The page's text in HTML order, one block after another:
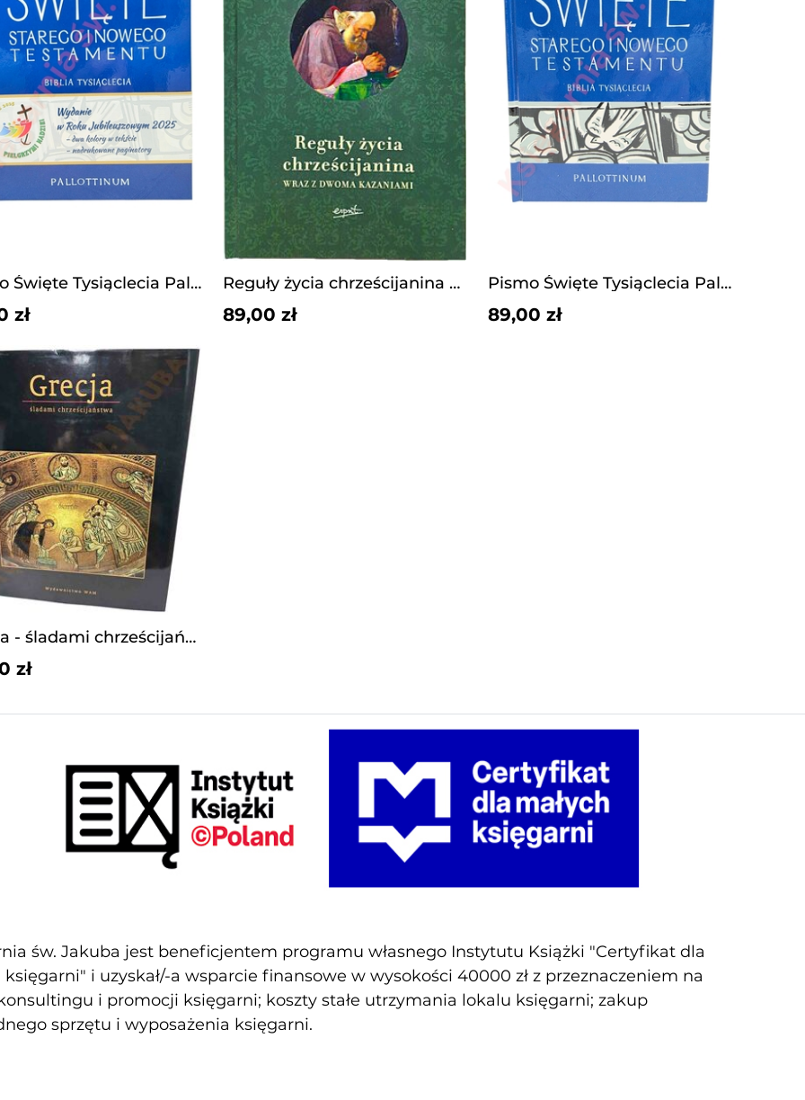
Pismo Święte Tysiąclecia Pallottinum Duże A5
zł
Reguły życia chrześcijanina wraz z dwoma kazaniami
89,00 zł
Pismo Święte Tysiąclecia Pallottinum format oazowy
89,00 zł
Grecja - śladami chrześcijaństwa.
zł
św. Jakuba jest beneficjentem programu własnego Instytutu Książki "Certyfikat dla
księgarni" i uzyskał/-a wsparcie finansowe w wysokości 40000 zł z przeznaczeniem na
i promocji księgarni; koszty stałe utrzymania lokalu księgarni; zakup
sprzętu i wyposażenia księgarni.